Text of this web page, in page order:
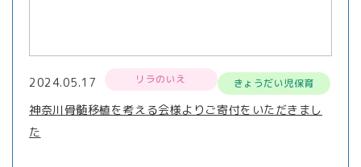
2024.05.17 リラのいえ きょうだい児保育
神奈川骨髄移植を考える会様よりご寄付をいただきまし
た